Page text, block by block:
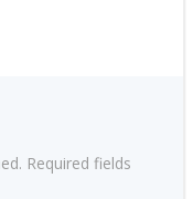
Required fields